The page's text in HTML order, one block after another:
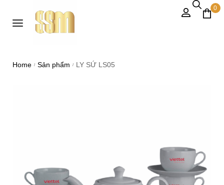
0
Home / Sản phẩm / LY SỨ LS05